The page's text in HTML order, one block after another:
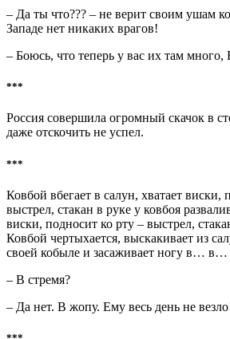
– Да ты что??? – не верит своим ушам
Западе нет никаких врагов!
– Боюсь, что теперь у вас их там
***
Россия совершила огромный скачок в
даже отскочить не успел.
***
Ковбой вбегает в салун, хватает виски,
выстрел, стакан в руке у ковбоя
виски, подносит ко рту – выстрел,
Ковбой чертыхается, выскакивает из
своей кобыле и засаживает ногу в…
– В стремя?
– Да нет. В жопу. Ему весь день не